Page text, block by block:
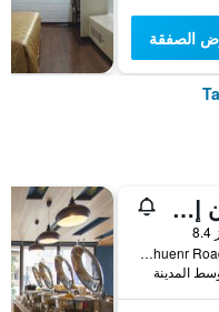
الصفقة
هوليداي إن إكسبرس تاويوا بآباي آيتش جي
No. 1039 Chuenr Road, Taoyuan City, تايوان